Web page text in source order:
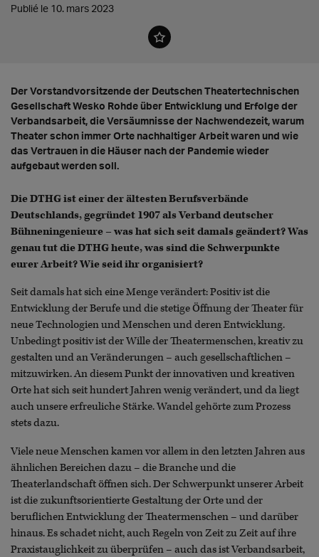
Publié le 10. mars 2023
Der Vorstandvorsitzende der Deutschen Theatertechnischen
Gesellschaft Wesko Rohde über Entwicklung und Erfolge der
Verbandsarbeit, die Versäumnisse der Nachwendezeit, warum
Theater schon immer Orte nachhaltiger Arbeit waren und wie
das Vertrauen in die Häuser nach der Pandemie wieder
aufgebaut werden soll.
Die DTHG ist einer der ältesten Berufsverbände
Deutschlands, gegründet 1907 als Verband deutscher
Bühneningenieure – was hat sich seit damals geändert? Was
genau tut die DTHG heute, was sind die Schwerpunkte
eurer Arbeit? Wie seid ihr organisiert?
Seit damals hat sich eine Menge verändert: Positiv ist die
Entwicklung der Berufe und die stetige Öffnung der Theater für
neue Technologien und Menschen und deren Entwicklung.
Unbedingt positiv ist der Wille der Theatermenschen, kreativ zu
gestalten und an Veränderungen – auch gesellschaftlichen –
mitzuwirken. An diesem Punkt der innovativen und kreativen
Orte hat sich seit hundert Jahren wenig verändert, und da liegt
auch unsere erfreuliche Stärke. Wandel gehörte zum Prozess
stets dazu.
Viele neue Menschen kamen vor allem in den letzten Jahren aus
ähnlichen Bereichen dazu – die Branche und die
Theaterlandschaft öffnen sich. Der Schwerpunkt unserer Arbeit
ist die zukunftsorientierte Gestaltung der Orte und der
beruflichen Entwicklung der Theatermenschen – und darüber
hinaus. Es schadet nicht, auch Regeln von Zeit zu Zeit auf ihre
Praxistauglichkeit zu überprüfen – auch das ist Verbandsarbeit,